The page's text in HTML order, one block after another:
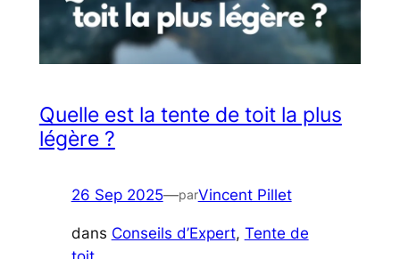
Quelle est la tente de toit la plus
légère ?
26 Sep 2025—parVincent Pillet
dans Conseils d’Expert, Tente de